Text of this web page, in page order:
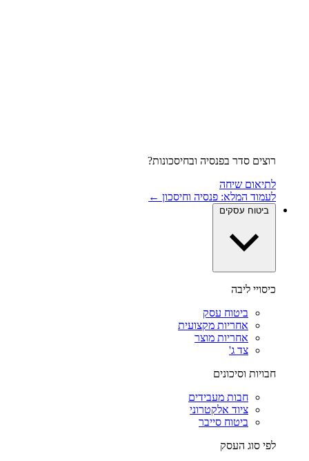
רוצים סדר בפנסיה ובחיסכונות?
לתיאום שיחה
לעמוד המלא: פנסיה וחיסכון ←
ביטוח עסקים
כיסויי ליבה
ביטוח עסק
אחריות מקצועית
אחריות מוצר
צד ג'
חבויות וסיכונים
חבות מעבידים
ציוד אלקטרוני
ביטוח סייבר
לפי סוג העסק